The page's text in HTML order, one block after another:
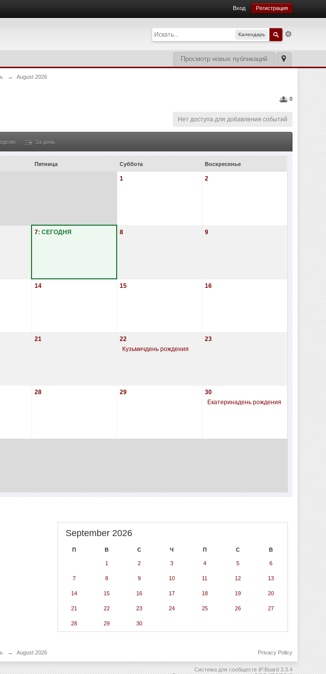
Вход Регистрация
Календарь
Просмотр новых публикаций
→ August 2026
0
Нет доступа для добавления событий
За день
Пятница Суббота Воскресенье
1 2
7: СЕГОДНЯ 8 9
14 15 16
21
22
Кузьмичдень рождения
23
28 29
30
Екатеринадень рождения
September 2026
П В С Ч П С В
1 2 3 4 5 6
7 8 9 10 11 12 13
14 15 16 17 18 19 20
21 22 23 24 25 26 27
28 29 30
→ August 2026 Privacy Policy
Система для сообществ IP.Board 3.3.4